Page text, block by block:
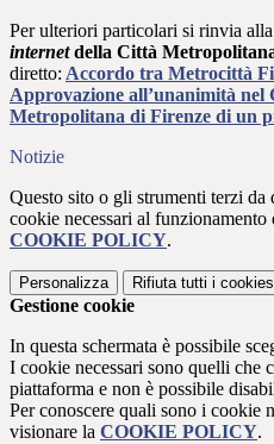
Perulteriori particolari si rinvia
internetdella Città
diretto: Accordo tra Metrocittà
Approvazione all’unanimità nel
Metropolitana di Firenze di un
Notizie
Questo sito o gli strumenti terzi
cookie necessari al
COOKIE POLICY.
Personalizza Rifiuta tutti i cookies
Gestione cookie
In questa schermata è possibile
I cookie necessari sono quelli che
piattaforma e non è possibile
Per conoscere quali sono i cookie
visionare la COOKIE POLICY.